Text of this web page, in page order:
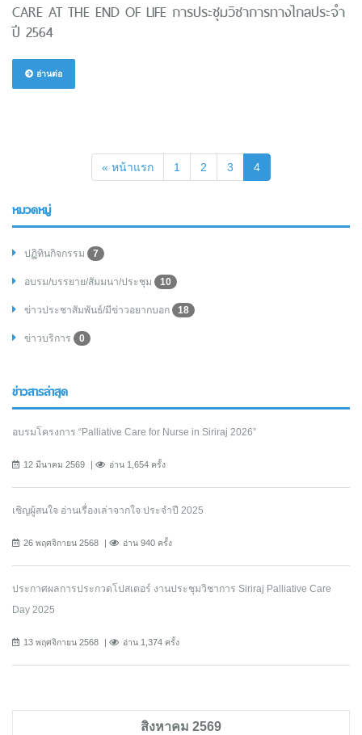
CARE AT THE END OF LIFE การประชุมวิชาการทางไกลประจำ
ปี 2564
อ่านต่อ
« หน้าแรก 1 2 3 4(current)
หมวดหมู่
ปฏิทินกิจกรรม 7
อบรม/บรรยาย/สัมมนา/ประชุม 10
ข่าวประชาสัมพันธ์/มีข่าวอยากบอก 18
ข่าวบริการ 0
ข่าวสารล่าสุด
อบรมโครงการ “Palliative Care for Nurse in Siriraj 2026”
12 มีนาคม 2569 อ่าน 1,654 ครั้ง
เชิญผู้สนใจ อ่านเรื่องเล่าจากใจ ประจำปี 2025
26 พฤศจิกายน 2568 อ่าน 940 ครั้ง
ประกาศผลการประกวดโปสเตอร์ งานประชุมวิชาการ Siriraj Palliative Care
Day 2025
13 พฤศจิกายน 2568 อ่าน 1,374 ครั้ง
สิงหาคม 2569